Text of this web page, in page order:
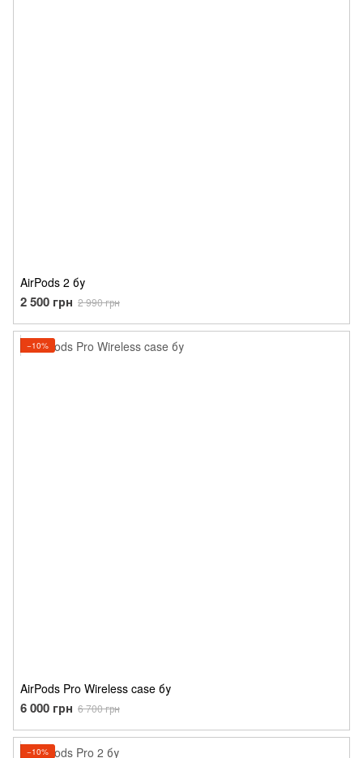
AirPods 2 бу
2 500 грн 2 990 грн
−10%
AirPods Pro Wireless case бу
6 000 грн 6 700 грн
−10%